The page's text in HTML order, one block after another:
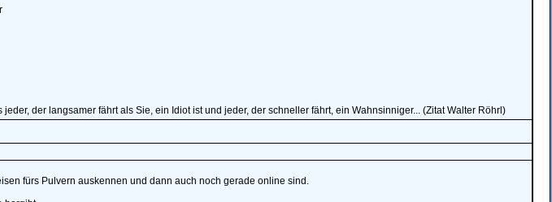
der langsamer fährt als Sie, ein Idiot ist und jeder, der schneller fährt, ein Wahnsinniger... (Zitat Walter Röhrl)
fürs Pulvern auskennen und dann auch noch gerade online sind.